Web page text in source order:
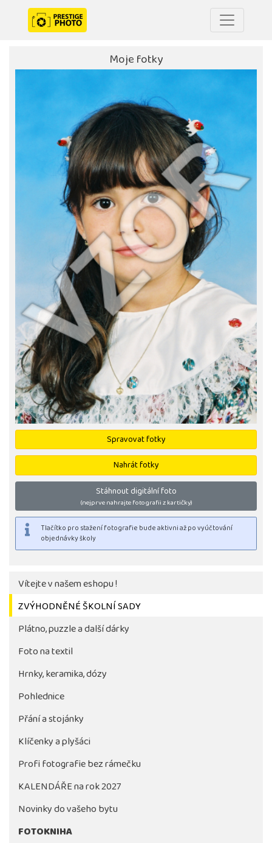
Moje fotky
Spravovat fotky
Nahrát fotky
Stáhnout digitální foto
(nejprve nahrajte fotografii z kartičky)
Tlačítko pro stažení fotografie bude aktivni až po
objednávky školy
Vítejte v našem eshopu !
ZVÝHODNĚNÉ ŠKOLNÍ SADY
Plátno, puzzle a další dárky
Foto na textil
Hrnky, keramika, dózy
Pohlednice
Přání a stojánky
Klíčenky a plyšáci
Profi fotografie bez rámečku
KALENDÁŘE na rok 2027
Novinky do vašeho bytu
FOTOKNIHA